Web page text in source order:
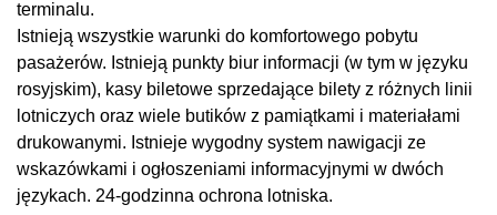
terminalu.
Istnieją wszystkie warunki do komfortowego pobytu
pasażerów. Istnieją punkty biur informacji (w tym w języku
rosyjskim), kasy biletowe sprzedające bilety z różnych linii
lotniczych oraz wiele butików z pamiątkami i materiałami
drukowanymi. Istnieje wygodny system nawigacji ze
wskazówkami i ogłoszeniami informacyjnymi w dwóch
językach. 24-godzinna ochrona lotniska.